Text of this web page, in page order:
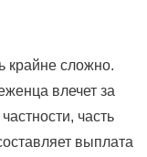
крайне сложно.
влечет за
часть
выплата